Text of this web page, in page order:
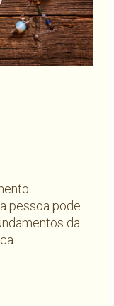
pessoa pode
da